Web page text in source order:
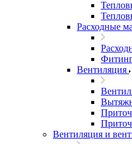
Расходные
Вентиляция
Вентиляция и